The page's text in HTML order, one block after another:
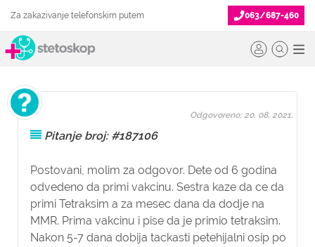
Za zakazivanje telefonskim putem 063/687-460
Pitanje broj: #187106
Postovani, molim za odgovor. Dete od 6 godina
odvedeno da primi vakcinu. Sestra kaze da ce da
primi Tetraksim a za mesec dana da dodje na
MMR. Prima vakcinu i pise da je primio tetraksim.
Nakon 5-7 dana dobija tackasti petehijalni osip po
Odgovoreno: 20. 08. 2021.